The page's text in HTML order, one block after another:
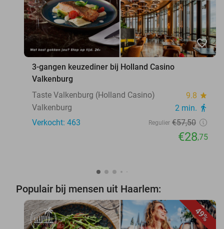
favorite_border
3-gangen keuzediner bij Holland Casino
Valkenburg
Taste Valkenburg (Holland Casino)
9.8 star
Valkenburg 2 min. directions_walk
Verkocht: 463 Regulier €57,50
€28,75
Populair bij mensen uit Haarlem:
49%